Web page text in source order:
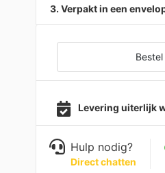
3. Verpakt in een
Bestel
Levering uiterlijk
Hulp nodig?
Direct chatten